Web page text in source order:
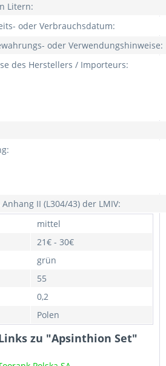
Litern:
oder Verbrauchsdatum:
oder Verwendungshinweise:
des Herstellers / Importeurs:
II (L304/43) der LMIV:
mittel
21€ - 30€
grün
55
0,2
Polen
zu "Apsinthion Set"